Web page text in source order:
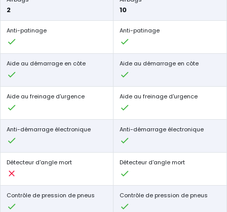
2 10
Anti-patinage Anti-patinage
Aide au démarrage en côte Aide au démarrage en côte
Aide au freinage d'urgence Aide au freinage d'urgence
Anti-démarrage électronique Anti-démarrage électronique
Détecteur d'angle mort Détecteur d'angle mort
Contrôle de pression de pneus Contrôle de pression de pneus